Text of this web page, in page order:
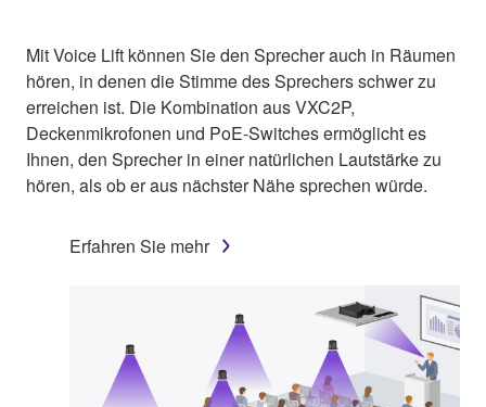
Mit Voice Lift können Sie den Sprecher auch in Räumen
hören, in denen die Stimme des Sprechers schwer zu
erreichen ist. Die Kombination aus VXC2P,
Deckenmikrofonen und PoE-Switches ermöglicht es
Ihnen, den Sprecher in einer natürlichen Lautstärke zu
hören, als ob er aus nächster Nähe sprechen würde.
Erfahren Sie mehr